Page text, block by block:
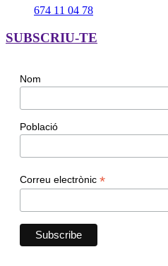
674 11 04 78
SUBSCRIU-TE
Nom
Població
Correu electrònic *